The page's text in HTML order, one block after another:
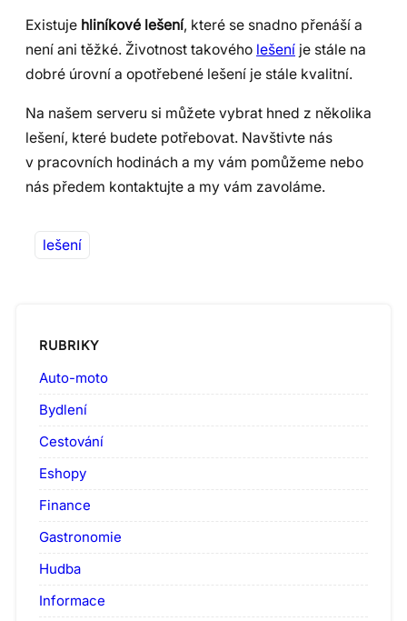
Existuje hliníkové lešení, které se snadno přenáší a
není ani těžké. Životnost takového lešení je stále na
dobré úrovní a opotřebené lešení je stále kvalitní.
Na našem serveru si můžete vybrat hned z několika
lešení, které budete potřebovat. Navštivte nás
v pracovních hodinách a my vám pomůžeme nebo
nás předem kontaktujte a my vám zavoláme.
lešení
RUBRIKY
Auto-moto
Bydlení
Cestování
Eshopy
Finance
Gastronomie
Hudba
Informace